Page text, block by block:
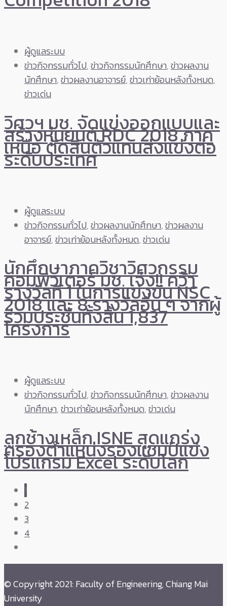
ผู้ดูแลระบบ
ข่าวกิจกรรมทั่วไป,ข่าวกิจกรรมนักศึกษา,ข่าวผลงาน
นักศึกษา,ข่าวผลงานอาจารย์,ข่าวเก่าย้อนหลังทั้งหมด,
ข่าวเด่น
วิศวฯ มช. จัดแข่งออกแบบและ
สร้างหุ่นยนต์ RDC 2018 ภาค
เหนือ ตัดสินตัวแทนส่งแข่งต่อ
ระดับประเทศ
ผู้ดูแลระบบ
ข่าวกิจกรรมทั่วไป,ข่าวผลงานนักศึกษา,ข่าวผลงาน
อาจารย์,ข่าวเก่าย้อนหลังทั้งหมด,ข่าวเด่น
นักศึกษาภาควิชาวิศวกรรม
คอมพิวเตอร์ มช. เจ๋ง!! คว้า
รางวัลที่ 1 ในการแข่งขัน NSC
2018 และ 8 รางวัลอื่น ๆ จากผู้
ร่วมประชันทั้งสิ้น 1,837
โครงการ
ผู้ดูแลระบบ
ข่าวกิจกรรมทั่วไป,ข่าวกิจกรรมนักศึกษา,ข่าวผลงาน
นักศึกษา,ข่าวเก่าย้อนหลังทั้งหมด,ข่าวเด่น
ลูกช้างเหล็ก ISNE สุดแกร่ง
ครองตำแหน่งรองแชมป์แข่ง
โปรแกรม Excel ระดับโลก
1
2
3
4
© Copyright 2021: Faculty of Engineering, Chiang Mai
University